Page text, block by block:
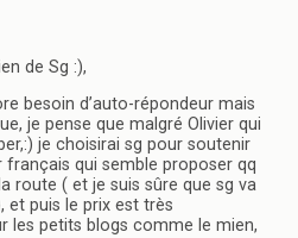
de Sg :),
besoin d’auto-répondeur mais
je pense que malgré Olivier qui
je choisirai sg pour soutenir
français qui semble proposer qq
route ( et je suis sûre que sg va
et puis le prix est très
les petits blogs comme le mien,